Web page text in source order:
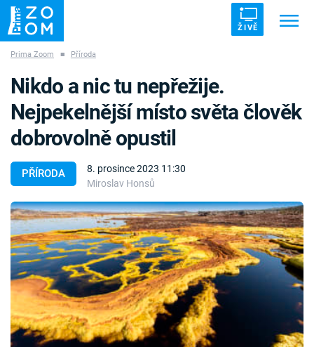
ŽIVĚ
ZÁHADY VETŘELCI DÁVNOVĚKU
Témata
Témata
Pořady
TV Program
Časopis
Prima Zoom ■ Příroda
PŘÍRODA
8. prosince 2023 11:30
Miroslav Honsů
Nikdo a nic tu nepřežije.
Nejpekelnější místo světa člověk
dobrovolně opustil